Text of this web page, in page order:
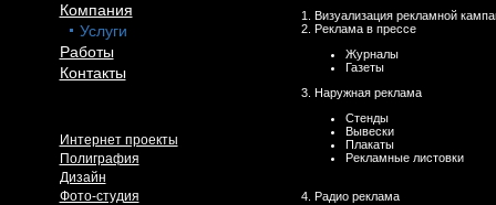
Компания
Услуги
Работы
Контакты
Интернет проекты
Полиграфия
Дизайн
Фото-студия
1. Визуализация рекламной
2. Реклама в прессе
Журналы
Газеты
3. Наружная реклама
Стенды
Вывески
Плакаты
Рекламные листовки
4. Радио реклама